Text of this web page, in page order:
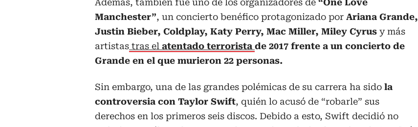
Además, también fue uno de los organizadores de “One Love
Manchester”, un concierto benéfico protagonizado por Ariana Grande,
Justin Bieber, Coldplay, Katy Perry, Mac Miller, Miley Cyrus y más
artistas tras el atentado terrorista de 2017 frente a un concierto de
Grande en el que murieron 22 personas.
Sin embargo, una de las grandes polémicas de su carrera ha sido la
controversia con Taylor Swift, quién lo acusó de “robarle” sus
derechos en los primeros seis discos. Debido a esto, Swift decidió no